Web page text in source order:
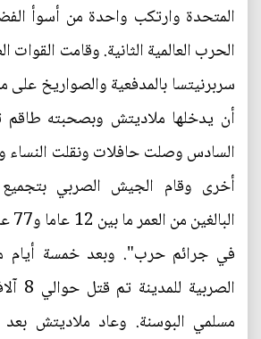
المتحدة وارتكب واحدة من أسوأ
الحرب العالمية الثانية. وقامت
سربرنيتسا بالمدفعية والصواريخ على
أن يدخلها ملاديتش وبصحبته طاقم
السادس وصلت حافلات ونقلت النساء
أخرى وقام الجيش الصربي بتجميع
في جرائم حرب". وبعد خمسة أيام
مسلمي البوسنة. وعاد ملاديتش بعد